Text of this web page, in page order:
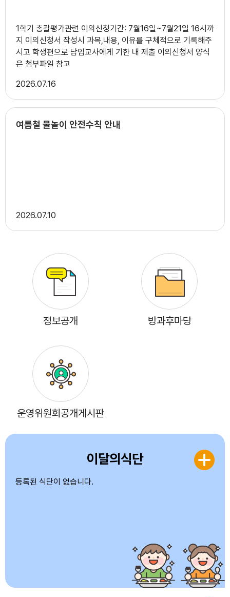
1학기 총괄평가관련 이의신청기간: 7월16일~7월21일 16시까
지 이의신청서 작성시 과목,내용, 이유를 구체적으로 기록해주
시고 학생편으로 담임교사에게 기한 내 제출 이의신청서 양식
은 첨부파일 참고
2026 07.16
여름철 물놀이 안전수칙 안내
2026 07.10
정보공개 방과후마당
운영위원회공개게시판
이달의식단
등록된 식단이 없습니다.